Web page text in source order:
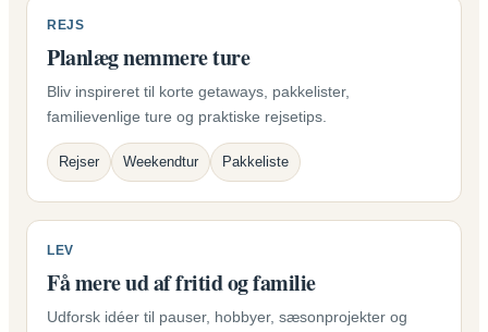
REJS
Planlæg nemmere ture
Bliv inspireret til korte getaways, pakkelister,
familievenlige ture og praktiske rejsetips.
Rejser Weekendtur Pakkeliste
LEV
Få mere ud af fritid og familie
Udforsk idéer til pauser, hobbyer, sæsonprojekter og